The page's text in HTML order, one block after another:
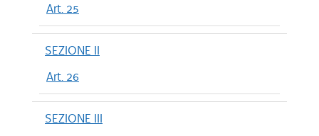
Art. 25
SEZIONE II
Art. 26
SEZIONE III